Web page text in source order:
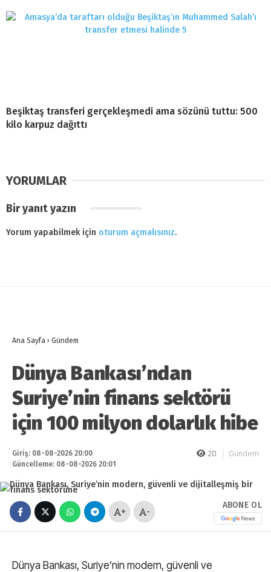
Beşiktaş transferi gerçekleşmedi ama sözünü tuttu: 500
kilo karpuz dağıttı
YORUMLAR
Bir yanıt yazın
Yorum yapabilmek için oturum açmalısınız.
Ana Sayfa › Gündem
Dünya Bankası’ndan
Suriye’nin finans sektörü
için 100 milyon dolarlık hibe
Giriş: 08-08-2026 20:00
Güncelleme: 08-08-2026 20:01
20 Gündem
+ -
ABONE OL
Dünya Bankası, Suriye’nin modern, güvenli ve